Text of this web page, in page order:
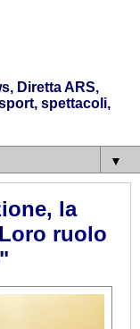
Diretta ARS,
spettacoli,
▼
la
ruolo